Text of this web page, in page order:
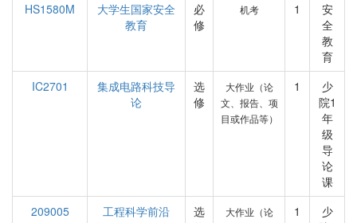
HS1580M
大学生国家安全
教育
必
修
机考 1
安
全
教
育
IC2701
集成电路科技导
论
选
修
大作业（论
文、报告、项
目或作品等）
1
少
院1
年
级
导
论
课
209005
工程科学前沿
选
大作业（论
1
少